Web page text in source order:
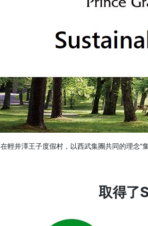
在輕井澤王子度假村，以西武集團共同的理念“
取得了